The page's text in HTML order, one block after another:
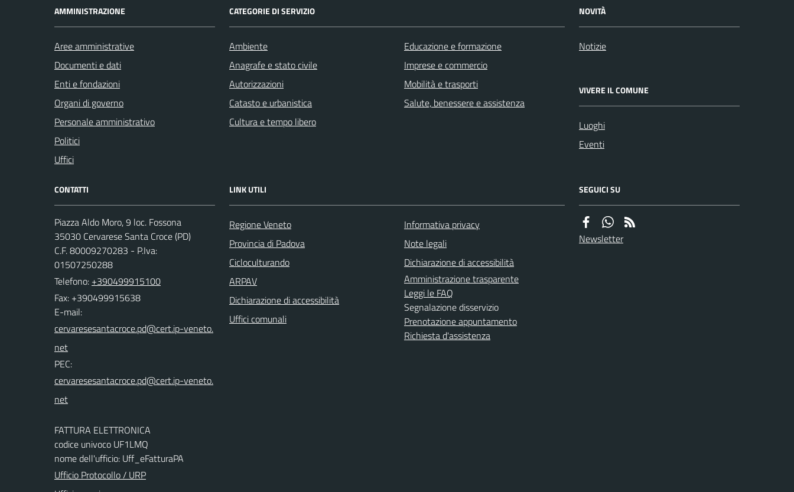
AMMINISTRAZIONE
Aree amministrative
Documenti e dati
Enti e fondazioni
Organi di governo
Personale amministrativo
Politici
Uffici
CATEGORIE DI SERVIZIO
Ambiente
Anagrafe e stato civile
Autorizzazioni
Catasto e urbanistica
Cultura e tempo libero
Educazione e formazione
Imprese e commercio
Mobilità e trasporti
Salute, benessere e assistenza
NOVITÀ
Notizie
VIVERE IL COMUNE
Luoghi
Eventi
CONTATTI
Piazza Aldo Moro, 9 loc. Fossona
35030 Cervarese Santa Croce (PD)
C.F. 80009270283 - P.Iva:
01507250288
Telefono: +390499915100
Fax: +390499915638
E-mail:
PEC:
FATTURA ELETTRONICA
codice univoco UF1LMQ
nome dell'ufficio: Uff_eFatturaPA
Ufficio Protocollo / URP
LINK UTILI
Regione Veneto
Provincia di Padova
Cicloculturando
ARPAV
Dichiarazione di accessibilità
Uffici comunali
Informativa privacy
Note legali
Dichiarazione di accessibilità
Amministrazione trasparente
Leggi le FAQ
Segnalazione disservizio
Prenotazione appuntamento
Richiesta d'assistenza
SEGUICI SU
Newsletter